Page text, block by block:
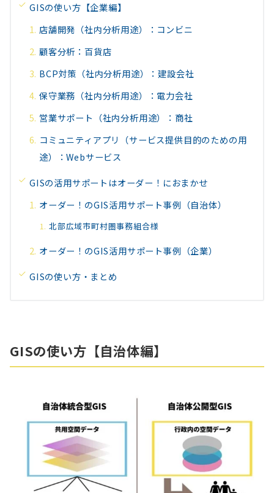
GISの使い方【企業編】
店舗開発（社内分析用途）：コンビニ
顧客分析：百貨店
BCP対策（社内分析用途）：建設会社
保守業務（社内分析用途）：電力会社
営業サポート（社内分析用途）：商社
コミュニティアプリ（サービス提供目的のための用
途）：Webサービス
GISの活用サポートはオーダー！におまかせ
オーダー！のGIS活用サポート事例（自治体）
北部広域市町村圏事務組合様
オーダー！のGIS活用サポート事例（企業）
GISの使い方・まとめ
GISの使い方【自治体編】